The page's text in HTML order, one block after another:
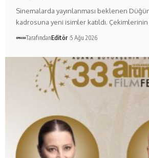
Sinemalarda yayınlanması beklenen Düğün
kadrosuna yeni isimler katıldı.
TarafındanEditör 5 Ağu 2026